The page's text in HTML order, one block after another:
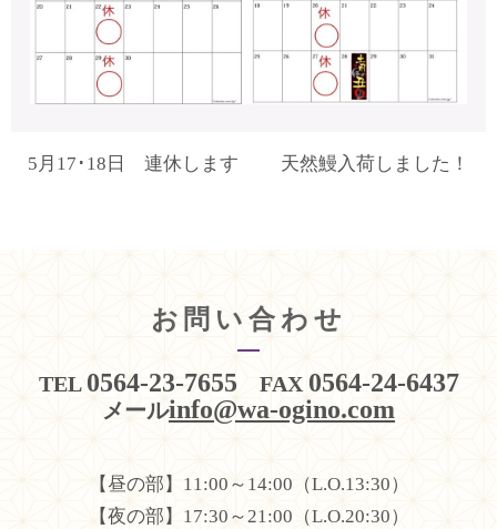
5月17･18日 連休します 天然鰻入荷しました！
お問い合わせ
TEL 0564-23-7655 FAX 0564-24-6437
メールinfo@wa-ogino.com
【昼の部】11:00～14:00（L.O.13:30）
【夜の部】17:30～21:00（L.O.20:30）